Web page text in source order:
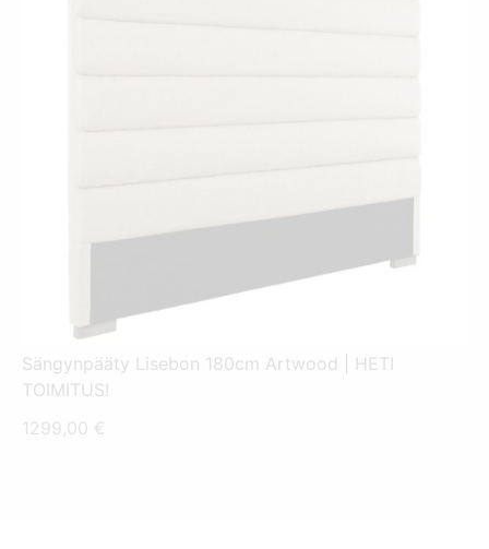
Sängynpääty Lisebon 180cm Artwood | HETI
TOIMITUS!
1299,00 €